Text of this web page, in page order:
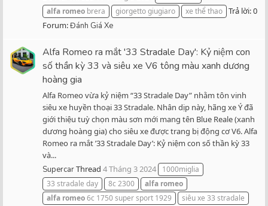
alfa romeo brera giorgetto giugiaro xe thể thao Trả lời: 0
Forum:Đánh Giá Xe
Alfa Romeo ra mắt '33 Stradale Day': Kỷ niệm con
số thần kỳ 33 và siêu xe V6 tông màu xanh dương
hoàng gia
Alfa Romeo vừa kỷ niệm “33 Stradale Day” nhằm tôn vinh
siêu xe huyền thoại 33 Stradale. Nhân dịp này, hãng xe Ý đã
giới thiệu tuỳ chọn màu sơn mới mang tên Blue Reale (xanh
dương hoàng gia) cho siêu xe được trang bị động cơ V6. Alfa
Romeo ra mắt ’33 Stradale Day’: Kỷ niệm con số thần kỳ 33
và...
SupercarThread 4 Tháng 3 2024
1000miglia
33 stradale day
8c 2300 alfa romeo
alfa romeo6c 1750 super sport 1929 siêu xe 33 stradale